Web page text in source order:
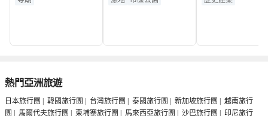
熱門亞洲旅遊
日本旅行團 | 韓國旅行團 | 台灣旅行團 | 泰國旅行團 | 新加坡旅行團 | 越南旅行
團 | 馬爾代夫旅行團 | 柬埔寨旅行團 | 馬來西亞旅行團 | 沙巴旅行團 | 印尼旅行